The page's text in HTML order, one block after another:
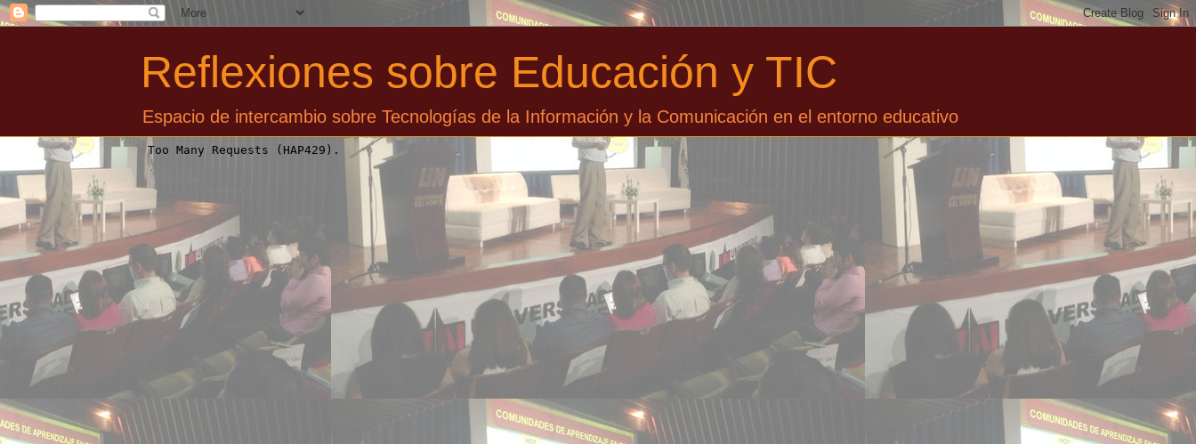
Reflexiones sobre Educación y TIC
Espacio de intercambio sobre Tecnologías de la Información y la Comunicación en el entorno educativo